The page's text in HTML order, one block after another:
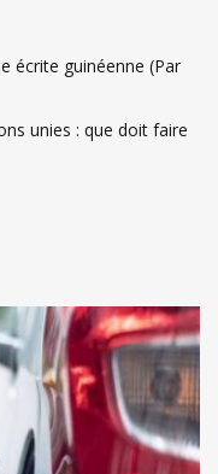
écrite guinéenne (Par
unies : que doit faire